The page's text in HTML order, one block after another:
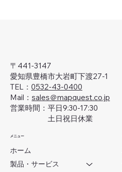
〒441-3147
愛知県豊橋市大岩町下渡27-1
TEL： 0532-43-0400
Mail： sales＠mapquest.co.jp
営業時間：平日9:30-17:30
土日祝日休業
メニュー
ホーム
製品・サービス